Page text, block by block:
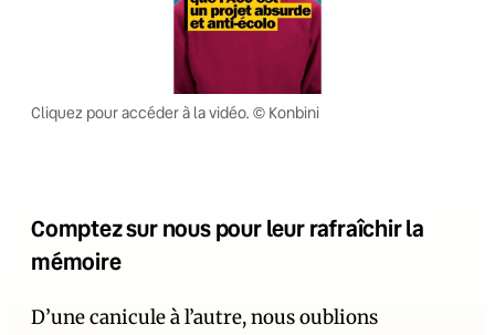
Cliquez pour accéder à la vidéo. © Konbini
Comptez sur nous pour leur rafraîchir la
mémoire
D’une canicule à l’autre, nous oublions